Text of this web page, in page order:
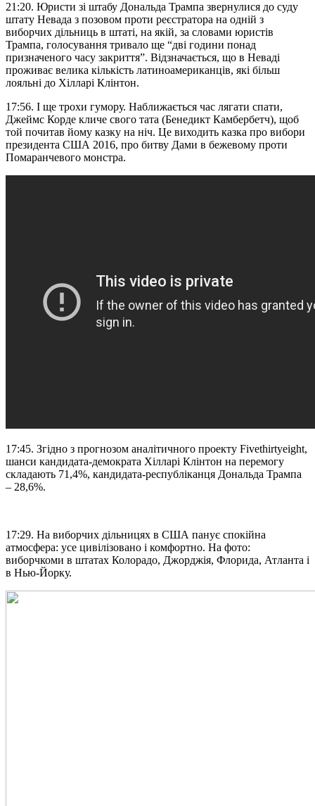
21:20. Юристи зі штабу Дональда Трампа звернулися до суду
штату Невада з позовом проти реєстратора на одній з
виборчих дільниць в штаті, на якій, за словами юристів
Трампа, голосування тривало ще “дві години понад
призначеного часу закриття”. Відзначається, що в Неваді
проживає велика кількість латиноамериканців, які більш
лояльні до Хілларі Клінтон.
17:56. І ще трохи гумору. Наближається час лягати спати,
Джеймс Корде кличе свого тата (Бенедикт Камбербетч), щоб
той почитав йому казку на ніч. Це виходить казка про вибори
президента США 2016, про битву Дами в бежевому проти
Помаранчевого монстра.
17:45. Згідно з прогнозом аналітичного проекту Fivethirtyeight,
шанси кандидата-демократа Хілларі Клінтон на перемогу
складають 71,4%, кандидата-республіканця Дональда Трампа
– 28,6%.
17:29. На виборчих дільницях в США панує спокійна
атмосфера: усе цивілізовано і комфортно. На фото:
виборчкоми в штатах Колорадо, Джорджія, Флорида, Атланта і
в Нью-Йорку.